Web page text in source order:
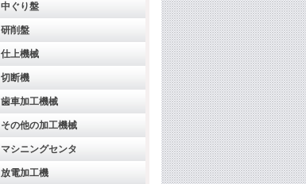
中ぐり盤
研削盤
仕上機械
切断機
歯車加工機械
その他の加工機械
マシニングセンタ
放電加工機